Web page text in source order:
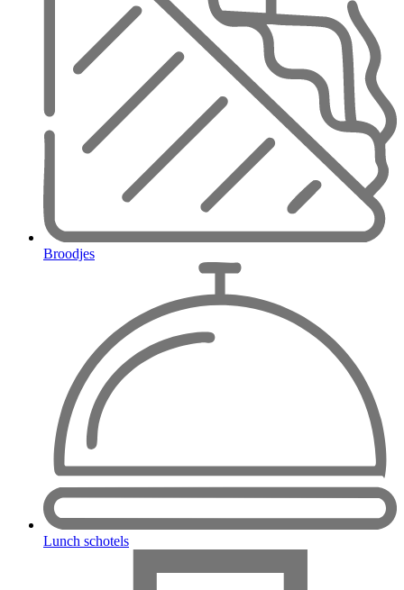
Broodjes
Lunch schotels